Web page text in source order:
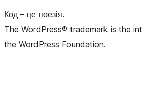
Код – це поезія.
The WordPress® trademark is the
the WordPress Foundation.